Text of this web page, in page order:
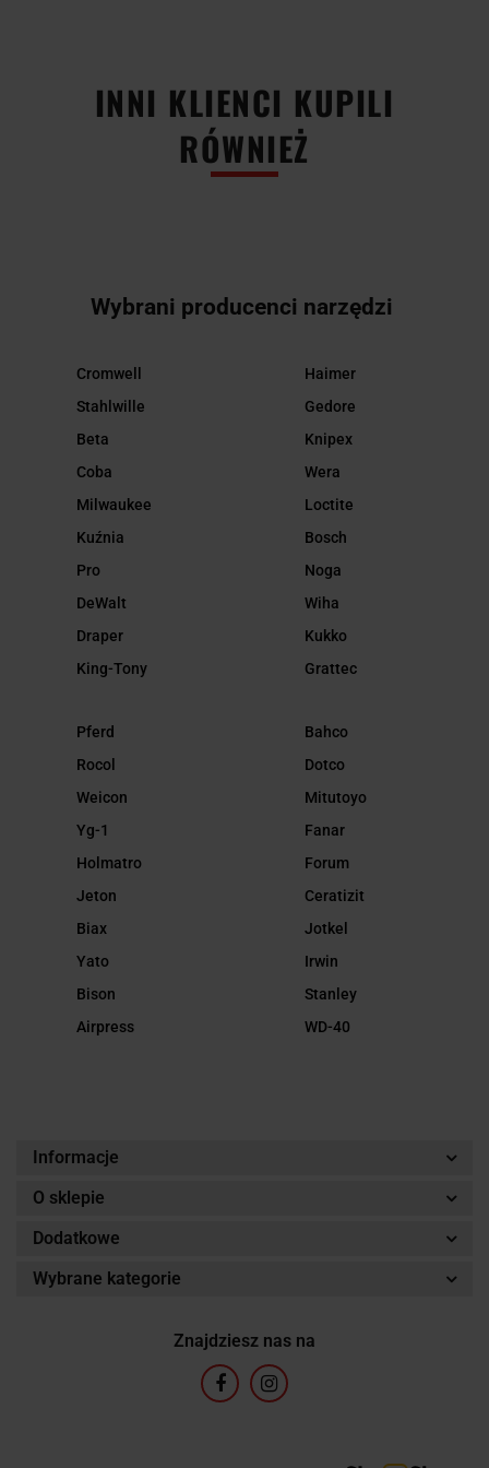
INNI KLIENCI KUPILI
RÓWNIEŻ
Wybrani producenci narzędzi
Cromwell
Stahlwille
Beta
Coba
Milwaukee
Kuźnia
Pro
DeWalt
Draper
King-Tony
Haimer
Gedore
Knipex
Wera
Loctite
Bosch
Noga
Wiha
Kukko
Grattec
Pferd
Rocol
Weicon
Yg-1
Holmatro
Jeton
Biax
Yato
Bison
Airpress
Bahco
Dotco
Mitutoyo
Fanar
Forum
Ceratizit
Jotkel
Irwin
Stanley
WD-40
Informacje
O sklepie
Dodatkowe
Wybrane kategorie
Znajdziesz nas na